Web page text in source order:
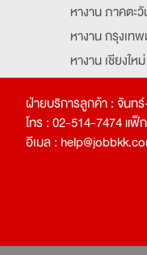
หางาน ภาคตะ
หางาน กรุงเท
หางาน เชียงใหม่
ฝ่ายบริการลูกค้า : จันท
โทร : 02-514-7474 แฟ็
อีเมล :